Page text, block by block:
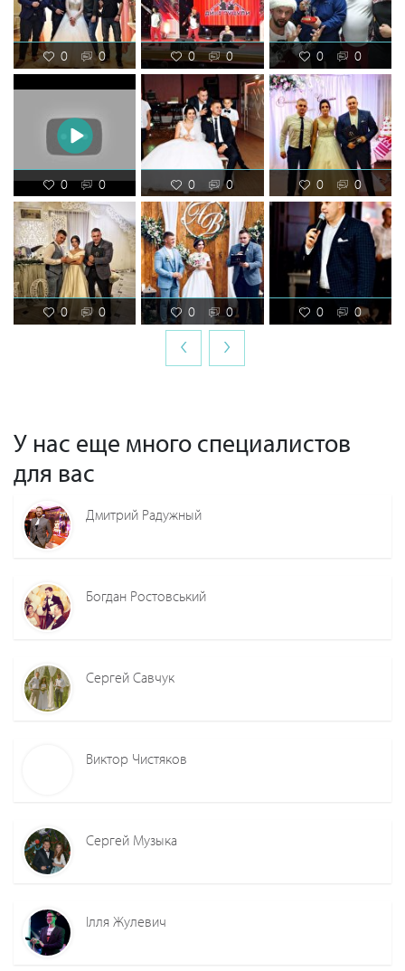
0 0 0 0 0 0
0 0 0 0 0 0
0 0 0 0 0 0
‹ ›
У нас еще много специалистов
для вас
Дмитрий Радужный
Богдан Ростовський
Сергей Савчук
Виктор Чистяков
Сергей Музыка
Ілля Жулевич